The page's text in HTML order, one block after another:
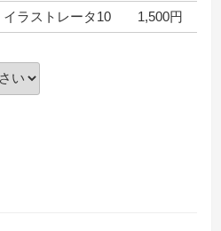
イラストレータ10 1,500円